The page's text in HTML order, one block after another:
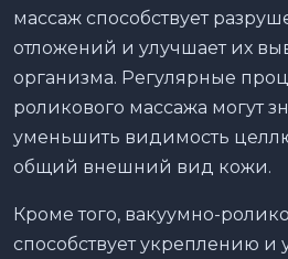
массаж способствует
отложений и улучшает их
организма. Регулярные
роликового массажа могут
уменьшить видимость
общий внешний вид кожи.
Кроме того, вакуумно-
способствует укреплению